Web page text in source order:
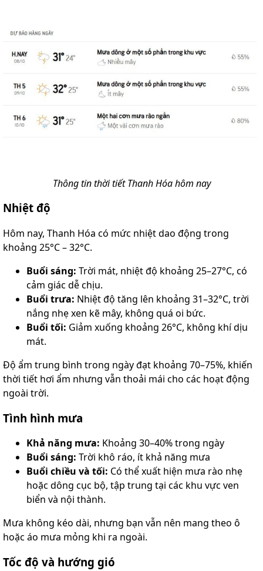
Thông tin thời tiết Thanh Hóa hôm nay
Nhiệt độ
Hôm nay, Thanh Hóa có mức nhiệt dao động trong
khoảng 25°C – 32°C.
Buổi sáng: Trời mát, nhiệt độ khoảng 25–27°C, có
cảm giác dễ chịu.
Buổi trưa: Nhiệt độ tăng lên khoảng 31–32°C, trời
nắng nhẹ xen kẽ mây, không quá oi bức.
Buổi tối: Giảm xuống khoảng 26°C, không khí dịu
mát.
Độ ẩm trung bình trong ngày đạt khoảng 70–75%, khiến
thời tiết hơi ẩm nhưng vẫn thoải mái cho các hoạt động
ngoài trời.
Tình hình mưa
Khả năng mưa: Khoảng 30–40% trong ngày
Buổi sáng: Trời khô ráo, ít khả năng mưa
Buổi chiều và tối: Có thể xuất hiện mưa rào nhẹ
hoặc dông cục bộ, tập trung tại các khu vực ven
biển và nội thành.
Mưa không kéo dài, nhưng bạn vẫn nên mang theo ô
hoặc áo mưa mỏng khi ra ngoài.
Tốc độ và hướng gió